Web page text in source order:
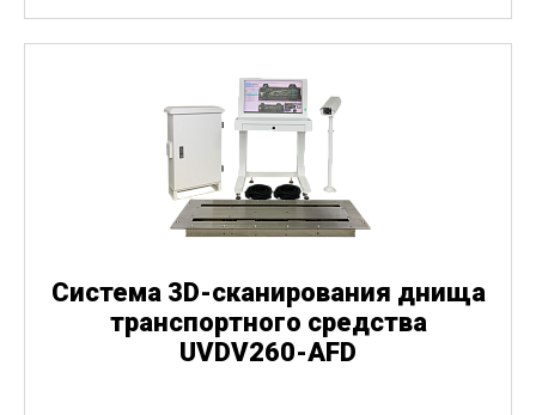
Система 3D-сканирования днища
транспортного средства
UVDV260-AFD